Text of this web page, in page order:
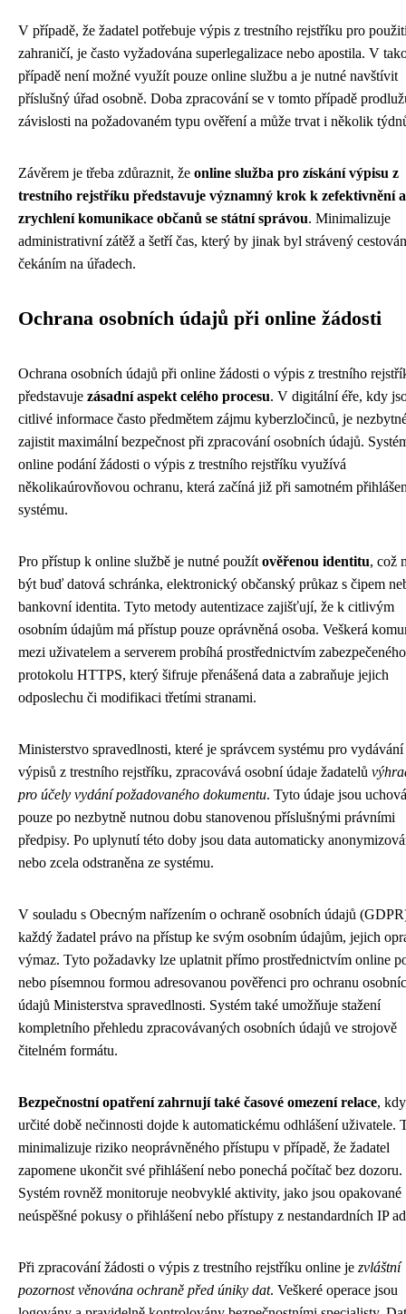
V případě, že žadatel potřebuje výpis z trestního rejstříku pro
zahraničí, je často vyžadována superlegalizace nebo apostila. V
případě není možné využít pouze online službu a je nutné navštívit
příslušný úřad osobně. Doba zpracování se v tomto případě
závislosti na požadovaném typu ověření a může trvat i několik
Závěrem je třeba zdůraznit, že online služba pro získání výpisu z
trestního rejstříku představuje významný krok k zefektivnění a
zrychlení komunikace občanů se státní správou. Minimalizuje
administrativní zátěž a šetří čas, který by jinak byl strávený
čekáním na úřadech.
Ochrana osobních údajů při online žádosti
Ochrana osobních údajů při online žádosti o výpis z trestního
představuje zásadní aspekt celého procesu. V digitální éře, kdy
citlivé informace často předmětem zájmu kyberzločinců, je
zajistit maximální bezpečnost při zpracování osobních údajů.
online podání žádosti o výpis z trestního rejstříku využívá
několikaúrovňovou ochranu, která začíná již při samotném
systému.
Pro přístup k online službě je nutné použít ověřenou identitu, což
být buď datová schránka, elektronický občanský průkaz s čipem
bankovní identita. Tyto metody autentizace zajišťují, že k citlivým
osobním údajům má přístup pouze oprávněná osoba. Veškerá
mezi uživatelem a serverem probíhá prostřednictvím zabezpečeného
protokolu HTTPS, který šifruje přenášená data a zabraňuje jejich
odposlechu či modifikaci třetími stranami.
Ministerstvo spravedlnosti, které je správcem systému pro vydávání
výpisů z trestního rejstříku, zpracovává osobní údaje žadatelů
pro účely vydání požadovaného dokumentu. Tyto údaje jsou
pouze po nezbytně nutnou dobu stanovenou příslušnými právními
předpisy. Po uplynutí této doby jsou data automaticky
nebo zcela odstraněna ze systému.
V souladu s Obecným nařízením o ochraně osobních údajů
každý žadatel právo na přístup ke svým osobním údajům, jejich
výmaz. Tyto požadavky lze uplatnit přímo prostřednictvím online
nebo písemnou formou adresovanou pověřenci pro ochranu
údajů Ministerstva spravedlnosti. Systém také umožňuje stažení
kompletního přehledu zpracovávaných osobních údajů ve strojově
čitelném formátu.
Bezpečnostní opatření zahrnují také časové omezení relace,
určité době nečinnosti dojde k automatickému odhlášení uživatele.
minimalizuje riziko neoprávněného přístupu v případě, že žadatel
zapomene ukončit své přihlášení nebo ponechá počítač bez dozoru.
Systém rovněž monitoruje neobvyklé aktivity, jako jsou opakované
neúspěšné pokusy o přihlášení nebo přístupy z nestandardních IP
Při zpracování žádosti o výpis z trestního rejstříku online je zvláštní
pozornost věnována ochraně před úniky dat. Veškeré operace jsou